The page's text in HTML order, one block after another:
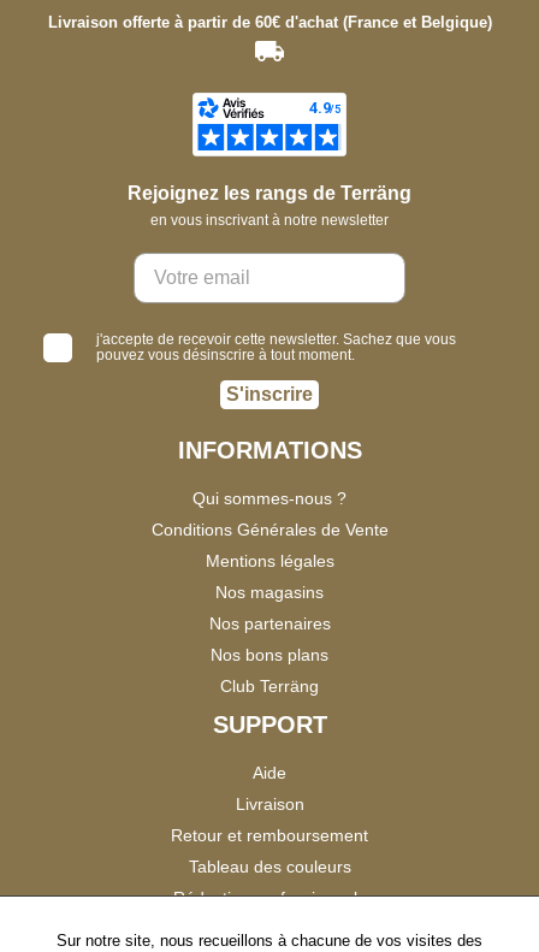
Livraison offerte à partir de 60€ d'achat (France et Belgique)
Rejoignez les rangs de Terräng
en vous inscrivant à notre newsletter
j'accepte de recevoir cette newsletter. Sachez que vous
pouvez vous désinscrire à tout moment.
S'inscrire
INFORMATIONS
Qui sommes-nous ?
Conditions Générales de Vente
Mentions légales
Nos magasins
Nos partenaires
Nos bons plans
Club Terräng
SUPPORT
Aide
Livraison
Retour et remboursement
Tableau des couleurs
Réduction professionnels
Sur notre site, nous recueillons à chacune de vos visites des